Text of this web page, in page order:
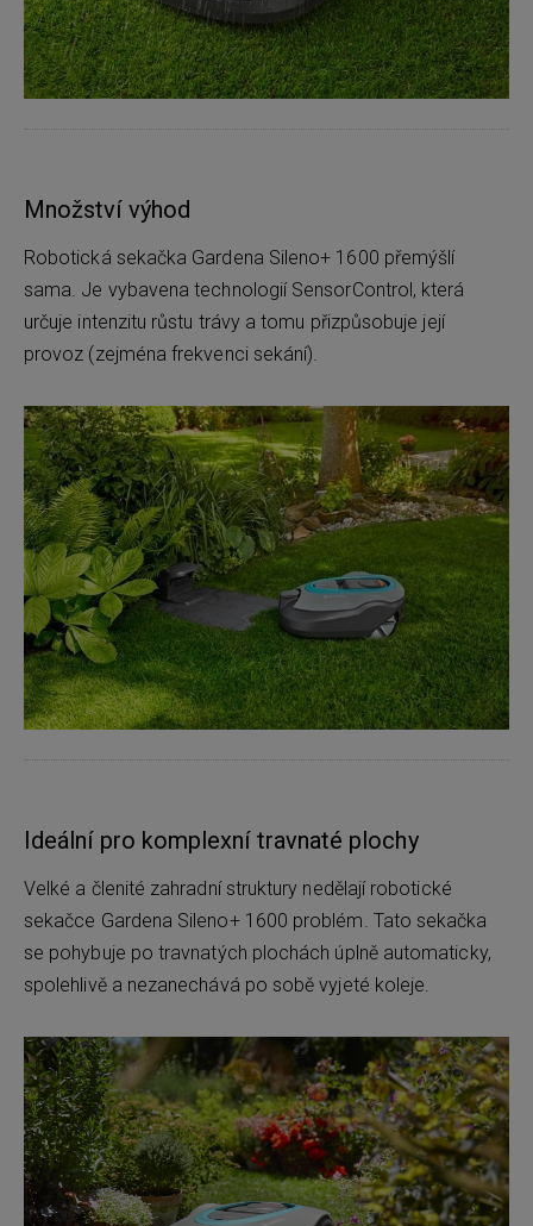
Množství výhod
Robotická sekačka Gardena Sileno+ 1600 přemýšlí
sama. Je vybavena technologií SensorControl, která
určuje intenzitu růstu trávy a tomu přizpůsobuje její
provoz (zejména frekvenci sekání).
Ideální pro komplexní travnaté plochy
Velké a členité zahradní struktury nedělají robotické
sekačce Gardena Sileno+ 1600 problém. Tato sekačka
se pohybuje po travnatých plochách úplně automaticky,
spolehlivě a nezanechává po sobě vyjeté koleje.